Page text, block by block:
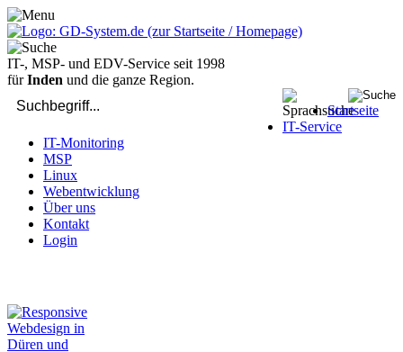
IT-, MSP- und EDV-Service seit 1998
fürInden und die ganze Region.
Startseite
IT-Service
IT-Monitoring
MSP
Linux
Webentwicklung
Über uns
Kontakt
Login